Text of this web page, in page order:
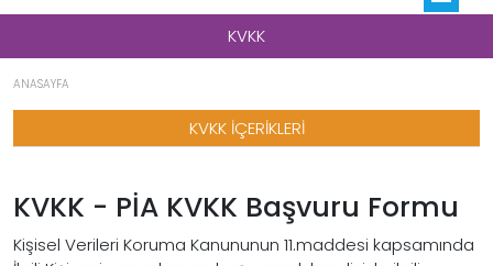
KVKK
ANASAYFA
KVKK İÇERİKLERİ
KVKK - PİA KVKK Başvuru Formu
Kişisel Verileri Koruma Kanununun 11.maddesi kapsamında